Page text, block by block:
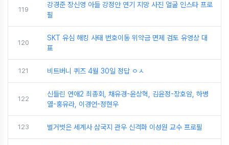
119
강경준 장신영 아들 강정안 연기 지망 사진 얼굴 인스타 프로
필
120
SKT 유심 해킹 사태 번호이동 위약금 면제 검토 유영상 대
표
121 비트버니 퀴즈 4월 30일 정답 ㅇㅅ
122
신들린 연애2 최종회, 채유경-윤상혁, 김윤정-장호암, 하병
열-홍유라, 이경언-정현우
123 벌거벗은 세계사 삼국지 관우 신격화 이성원 교수 프로필